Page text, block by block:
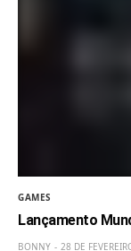
GAMES
Lançamento
BONNY 28 DE